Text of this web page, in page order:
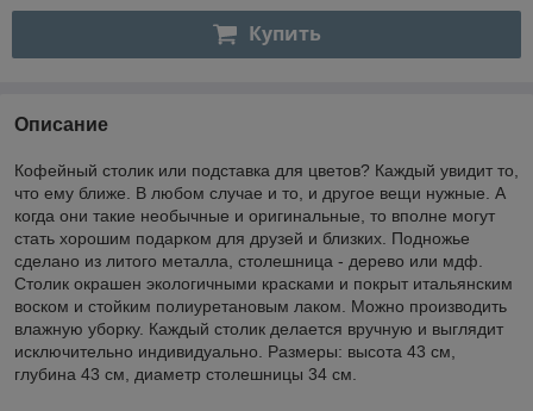
Купить
Описание
Кофейный столик или подставка для цветов? Каждый увидит то,
что ему ближе. В любом случае и то, и другое вещи нужные. А
когда они такие необычные и оригинальные, то вполне могут
стать хорошим подарком для друзей и близких. Подножье
сделано из литого металла, столешница - дерево или мдф.
Столик окрашен экологичными красками и покрыт итальянским
воском и стойким полиуретановым лаком. Можно производить
влажную уборку. Каждый столик делается вручную и выглядит
исключительно индивидуально. Размеры: высота 43 см,
глубина 43 см, диаметр столешницы 34 см.